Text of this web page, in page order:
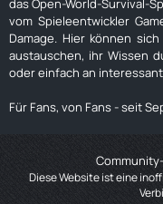
das Open-World-Survival-
vom Spieleentwickler
Damage. Hier können
austauschen, ihr Wissen
oder einfach an
Für Fans, von Fans - seit
Diese Website ist eine